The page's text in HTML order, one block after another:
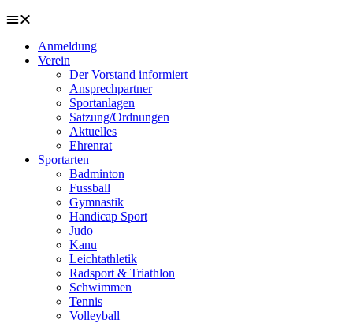
Anmeldung
Verein
Der Vorstand informiert
Ansprechpartner
Sportanlagen
Satzung/Ordnungen
Aktuelles
Ehrenrat
Sportarten
Badminton
Fussball
Gymnastik
Handicap Sport
Judo
Kanu
Leichtathletik
Radsport & Triathlon
Schwimmen
Tennis
Volleyball